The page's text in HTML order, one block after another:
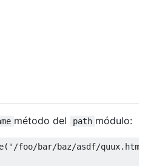
método del path módulo:
( '/foo/bar/baz/asdf/